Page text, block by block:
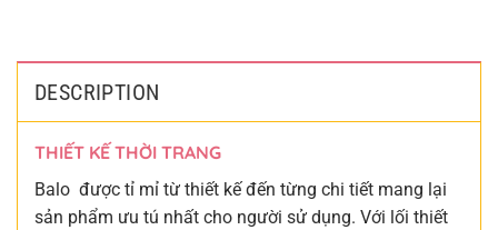
DESCRIPTION
THIẾT KẾ THỜI TRANG
Balo được tỉ mỉ từ thiết kế đến từng chi tiết mang lại
sản phẩm ưu tú nhất cho người sử dụng. Với lối thiết